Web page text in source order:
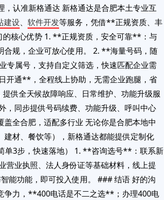
认准新格通达 新格通达是合肥本土专业互
建设、软件开发等服务，凭借**正规资质、丰
核心优势 1. **正规资质，安全可靠**：与
合规，企业可放心使用。 2. **海量号码，随
属号，支持自定义筛选，快速匹配企业需
开通**，全程线上协助，无需企业跑腿，省
供全天候故障响应、日常维护、功能升级服
同步提供号码续费、功能升级、呼叫中心
全合肥，适配多行业 无论你是合肥本地中
材、餐饮等），新格通达都能提供定制化
单3步，快速落地） 1. **咨询选号**：联系新
业执照、法人身份证等基础材料，线上提
能功能，即可投入使用。 ### 结语 好的沟
争力，**400电话是不二之选**；办理400电